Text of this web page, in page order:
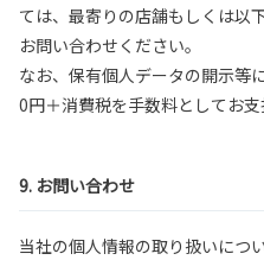
ては、最寄りの店舗もしくは以
お問い合わせください。
なお、保有個人データの開示等
0円＋消費税を手数料としてお支
9. お問い合わせ
当社の個人情報の取り扱いにつ